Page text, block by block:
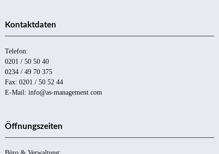
Kontaktdaten
Telefon:
0201 / 50 50 40
0234 / 49 70 375
Fax: 0201 / 50 52 44
E-Mail: info@as-management.com
Öffnungszeiten